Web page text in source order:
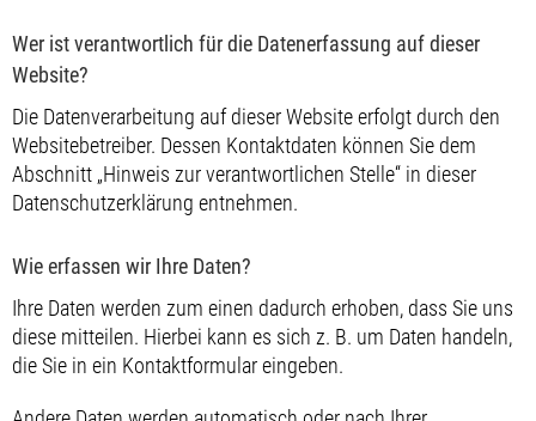
Wer ist verantwortlich für die Datenerfassung auf dieser
Website?
Die Datenverarbeitung auf dieser Website erfolgt durch den
Websitebetreiber. Dessen Kontaktdaten können Sie dem
Abschnitt „Hinweis zur verantwortlichen Stelle“ in dieser
Datenschutzerklärung entnehmen.
Wie erfassen wir Ihre Daten?
Ihre Daten werden zum einen dadurch erhoben, dass Sie uns
diese mitteilen. Hierbei kann es sich z. B. um Daten handeln,
die Sie in ein Kontaktformular eingeben.